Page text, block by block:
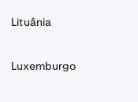
Lituânia
Luxemburgo